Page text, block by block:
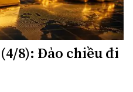
8): Đảo chiều đi